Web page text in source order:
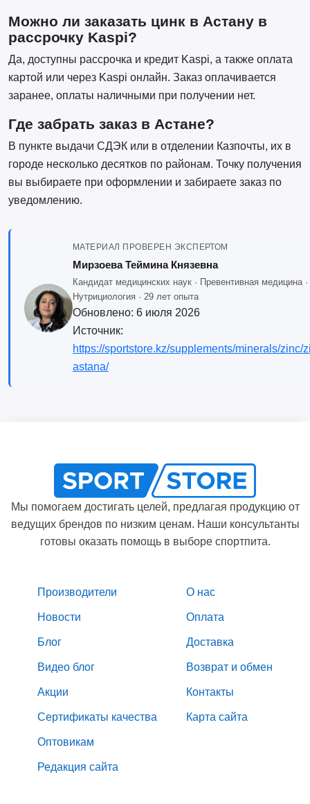
Можно ли заказать цинк в Астану в
рассрочку Kaspi?
Да, доступны рассрочка и кредит Kaspi, а также оплата
картой или через Kaspi онлайн. Заказ оплачивается
заранее, оплаты наличными при получении нет.
Где забрать заказ в Астане?
В пункте выдачи СДЭК или в отделении Казпочты, их в
городе несколько десятков по районам. Точку получения
вы выбираете при оформлении и забираете заказ по
уведомлению.
МАТЕРИАЛ ПРОВЕРЕН ЭКСПЕРТОМ
Мирзоева Теймина Князевна
Кандидат медицинских наук · Превентивная медицина ·
Нутрициология · 29 лет опыта
Обновлено: 6 июля 2026
Источник:
https://sportstore.kz/supplements/minerals/zinc/
astana/
Мы помогаем достигать целей, предлагая продукцию от
ведущих брендов по низким ценам. Наши консультанты
готовы оказать помощь в выборе спортпита.
Производители
Новости
Блог
Видео блог
Акции
Сертификаты качества
Оптовикам
Редакция сайта
О нас
Оплата
Доставка
Возврат и обмен
Контакты
Карта сайта